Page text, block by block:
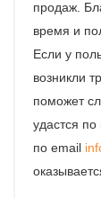
продаж.
время и
Если у
возникли
поможет
удастся
по email